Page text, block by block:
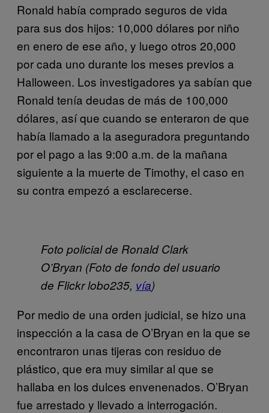
Ronald había comprado seguros de vida
para sus dos hijos: 10,000 dólares por niño
en enero de ese año, y luego otros 20,000
por cada uno durante los meses previos a
Halloween. Los investigadores ya sabían que
Ronald tenía deudas de más de 100,000
dólares, así que cuando se enteraron de que
había llamado a la aseguradora preguntando
por el pago a las 9:00 a.m. de la mañana
siguiente a la muerte de Timothy, el caso en
su contra empezó a esclarecerse.
Foto policial de Ronald Clark
O’Bryan (Foto de fondo del usuario
de Flickr lobo235, vía)
Por medio de una orden judicial, se hizo una
inspección a la casa de O’Bryan en la que se
encontraron unas tijeras con residuo de
plástico, que era muy similar al que se
hallaba en los dulces envenenados. O’Bryan
fue arrestado y llevado a interrogación.